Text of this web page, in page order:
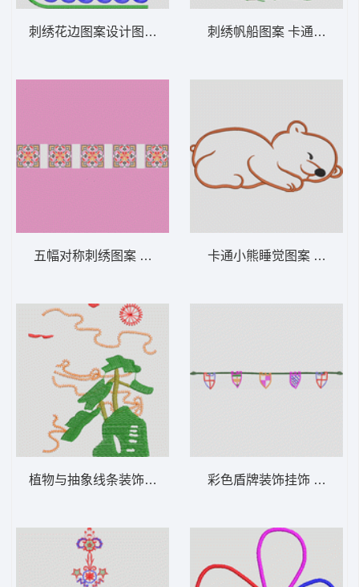
刺绣花边图案设计图 女装服装时装
五幅对称刺绣图案 女装服装时装
植物与抽象线条装饰图案 女装服装时装
刺绣帆船图案 卡通童
卡通小熊睡觉
彩色盾牌装饰